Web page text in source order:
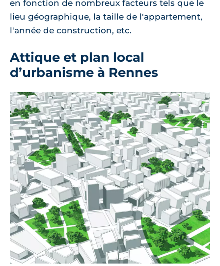
en fonction de nombreux facteurs tels que le
lieu géographique, la taille de l'appartement,
l'année de construction, etc.
Attique et plan local
d’urbanisme à Rennes